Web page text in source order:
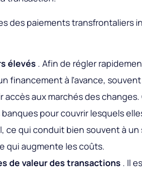
des paiements transfrontaliers
élevés . Afin de régler
financement à l'avance,
accès aux marchés des
pour couvrir lesquels
ce qui conduit bien souvent à
qui augmente les coûts.
de valeur des transactions . Il